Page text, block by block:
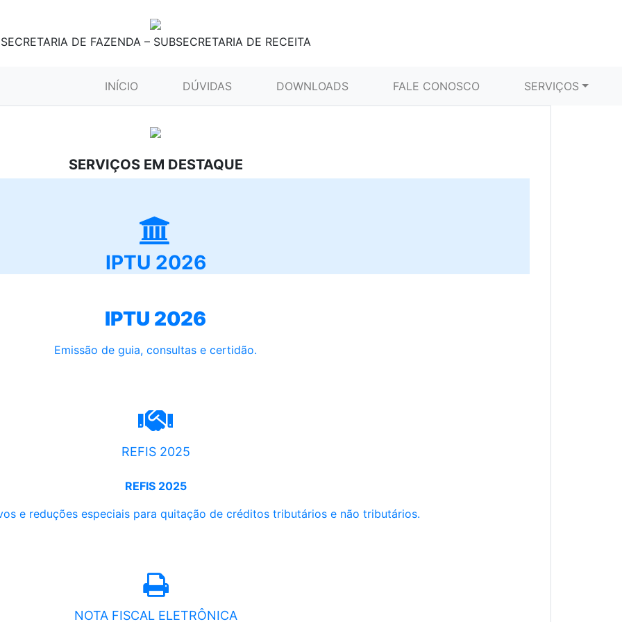
SECRETARIA DE FAZENDA – SUBSECRETARIA DE RECEITA
INÍCIO (CURRENT)DÚVIDAS DOWNLOADS FALE CONOSCO SERVIÇOS
SERVIÇOS EM DESTAQUE
IPTU 2026
IPTU 2026
Emissão de guia, consultas e certidão.
REFIS 2025
REFIS 2025
e reduções especiais para quitação de créditos tributários e não tributários.
NOTA FISCAL ELETRÔNICA